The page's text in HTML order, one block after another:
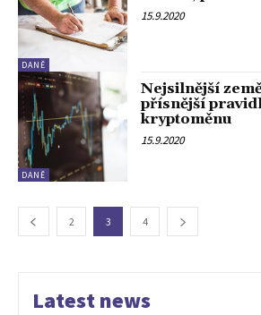
DANĚ
15.9.2020
DANĚ
Nejsilnější
přísnější
kryptoměnu
15.9.2020
2 3 4
Latest news